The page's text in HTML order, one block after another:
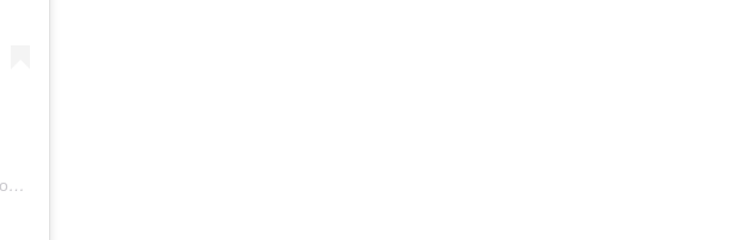
Una publicación compartida de Carlos Caquias " THOR OFFICIAL " (@puertorican_thor)